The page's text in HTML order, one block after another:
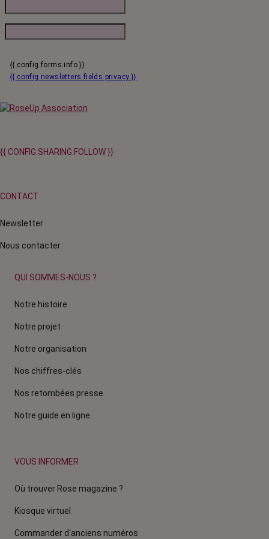
{{ config.forms.info }}
{{ config.newsletters.fields.privacy }}
{{ CONFIG.SHARING.FOLLOW }}
CONTACT
Newsletter
Nous contacter
QUI SOMMES-NOUS ?
Notre histoire
Notre projet
Notre organisation
Nos chiffres-clés
Nos retombées presse
Notre guide en ligne
VOUS INFORMER
Où trouver Rose magazine ?
Kiosque virtuel
Commander d'anciens numéros